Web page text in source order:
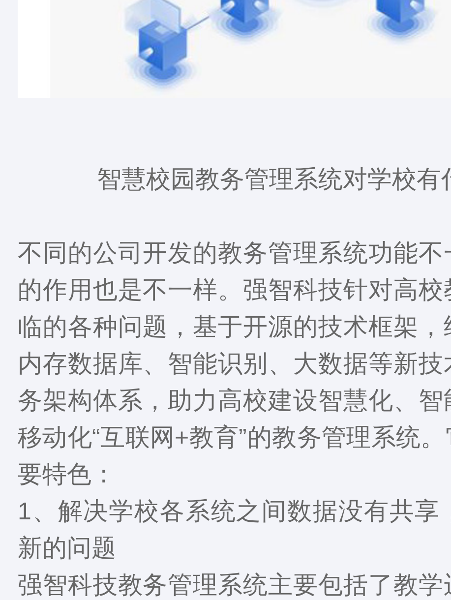
智慧校园教务管理系统对学校有
不同的公司开发的教务管理系统功能
的作用也是不一样。强智科技针对高
临的各种问题，基于开源的技术框架，
内存数据库、智能识别、大数据等新
务架构体系，助力高校建设智慧化、智
移动化“互联网+教育”的教务管理系统
要特色：
1、解决学校各系统之间数据没有共享
新的问题
强智科技教务管理系统主要包括了教